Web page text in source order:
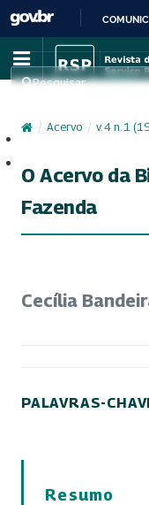
Pesquisar
/ Acervo / v. 4 n. 1
O Acervo da
Fazenda
Cecília
PALAVRAS-
Resumo